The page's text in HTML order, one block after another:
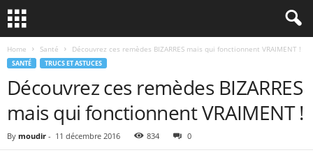
Home Santé Découvrez ces remèdes BIZARRES mais qui fonctionnent VRAIMENT !
SANTÉ TRUCS ET ASTUCES
Découvrez ces remèdes BIZARRES
mais qui fonctionnent VRAIMENT !
By moudir - 11 décembre 2016 834 0